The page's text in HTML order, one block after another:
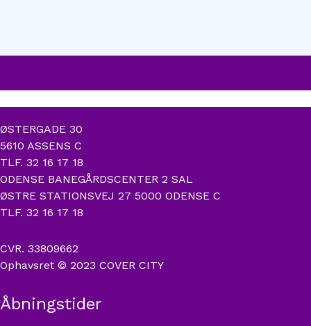
ØSTERGADE 30
5610 ASSENS C
TLF. 32 16 17 18
ODENSE BANEGÅRDSCENTER 2 SAL
ØSTRE STATIONSVEJ 27 5000 ODENSE C
TLF. 32 16 17 18
CVR. 33809662
Ophavsret © 2023 COVER CITY
Åbningstider